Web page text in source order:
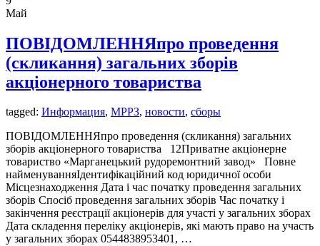
Май
ПОВІДОМЛЕННЯпро проведення
(скликання) загальних зборів
акціонерного товариства
tagged: Информация, МРРЗ, новости, сборы
ПОВІДОМЛЕННЯпро проведення (скликання) загальних
зборів акціонерного товариства 12Приватне акціонерне
товариство «Марганецький рудоремонтний завод» Повне
найменуванняІдентифікаційний код юридичної особи
Місцезнаходження Дата і час початку проведення загальних
зборів Спосіб проведення загальних зборів Час початку і
закінчення реєстрації акціонерів для участі у загальних зборах
Дата складення переліку акціонерів, які мають право на участь
у загальних зборах 0544838953401, …